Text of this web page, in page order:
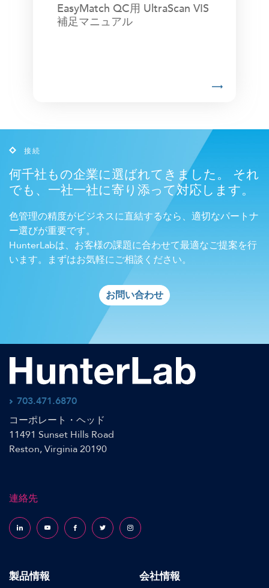
EasyMatch QC用 UltraScan VIS
補足マニュアル
接続
何千社もの企業に選ばれてきました。 それ
でも、一社一社に寄り添って対応します。
色管理の精度がビジネスに直結するなら、適切なパートナ
ー選びが重要です。
HunterLabは、お客様の課題に合わせて最適なご提案を行
います。まずはお気軽にご相談ください。
お問い合わせ
703.471.6870
コーポレート・ヘッド
11491 Sunset Hills Road
Reston, Virginia 20190
連絡先
Follow us on LinkedInFollow us on YouTubeFollow us on Facebook
Follow us on X (formerly Twitter)
Follow us on Instagram
製品情報 会社情報